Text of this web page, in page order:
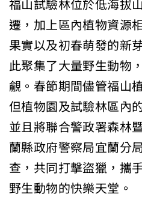
遷，加上區內植物資源
果實以及初春萌發的新
此聚集了大量野生動物
覦。春節期間儘管福山
但植物園及試驗林區內
並且將聯合警政署森林
蘭縣政府警察局宜蘭分
查，共同打擊盜獵，攜
野生動物的快樂天堂。